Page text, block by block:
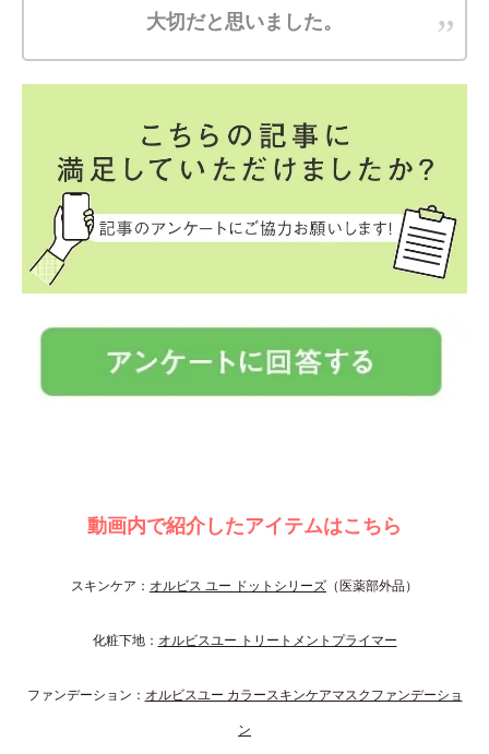
大切だと思いました。
動画内で紹介したアイテムはこちら
スキンケア： オルビス ユー ドットシリーズ （医薬部外品）
化粧下地： オルビスユー トリートメントプライマー
ファンデーション： オルビスユー カラースキンケアマスクファンデーショ
ン